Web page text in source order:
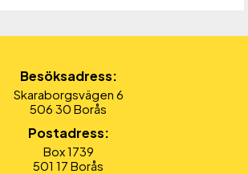
Besöksadress:
Skaraborgsvägen 6
506 30 Borås
Postadress:
Box 1739
501 17 Borås